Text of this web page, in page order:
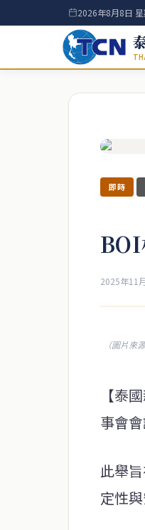
2026年8月8日
即時
BOI
2025年11
（圖片來
【泰
事會
此舉
定性